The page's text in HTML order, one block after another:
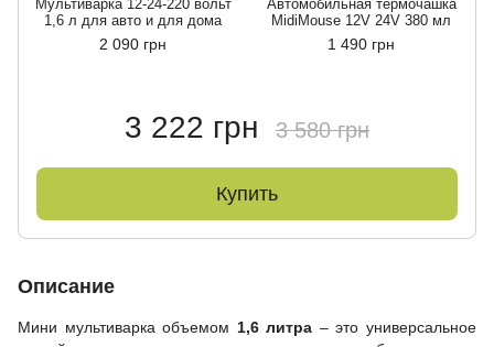
Мультиварка 12-24-220 вольт
1,6 л для авто и для дома
2 090 грн
Автомобильная термочашка
MidiMouse 12V 24V 380 мл
1 490 грн
3 222 грн 3 580 грн
Купить
Описание
Мини мультиварка объемом 1,6 литра – это универсальное